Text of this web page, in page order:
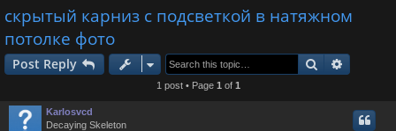
ks s
be
rs
скрытый карниз с подсветкой в натяжном
потолке фото
Post Reply Search
1 post • Page 1 of 1
Karlosvcd
Decaying Skeleton